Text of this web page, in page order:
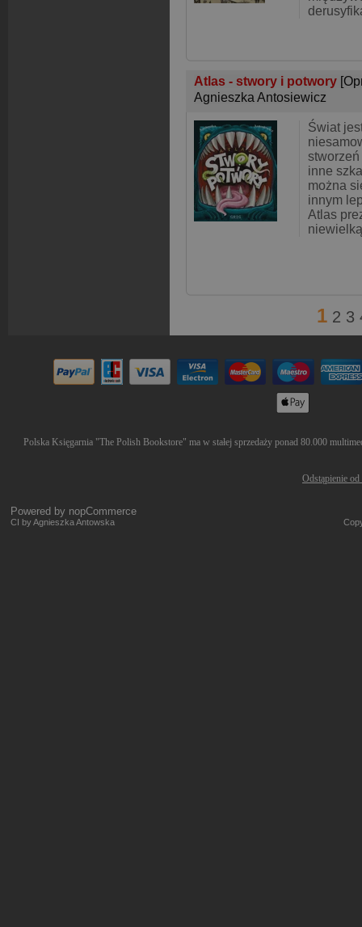
Atlas - stwory i potwory
Agnieszka Antosiewicz
Świat
inne
można
innym
Atlas
1 2 3
Polska Księgarnia "The Polish Bookstore" ma w stałej sprzedaży ponad 80.000
Odstąpienie
Powered by nopCommerce
CI by Agnieszka Antowska